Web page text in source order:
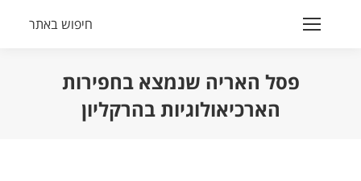
Search:
חיפוש באתר
פסל האריה שנמצא בחפירות
הארכיאולוגיות בהרקליון